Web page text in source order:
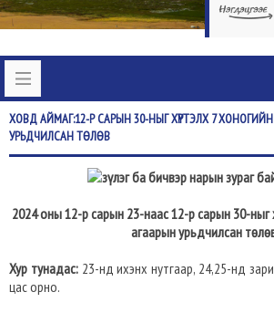
ХОВДАЙМАГ:12-Р САРЫН 30-НЫГ ХҮРТЭЛХ 7
УРЬДЧИЛСАН ТӨЛӨВ
2024 оны 12-р сарын 23-наас 12-р сарын 30-ныг
агаарын урьдчилсан
Хур тунадас:23-нд ихэнх нутгаар, 24,25-нд
цас орно.